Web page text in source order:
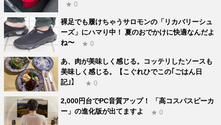
★ 0
裸足でも履けちゃうサロモンの「リカバリーシュ
ーズ」にハマり中！ 夏のおでかけに快適なんだよ
ね〜
★ 0
あ、肉が美味しく感じる。コッテリしたソースも
美味しく感じる。【こぐれひでこの｢ごはん日
記｣】
★ 0
2,000円台でPC音質アップ！ 「高コスパスピーカ
ー」の進化版が出てますよ
★ 0